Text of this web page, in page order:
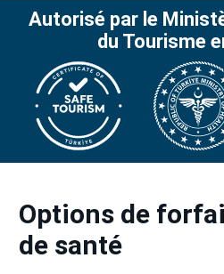
Autorisé par le
du Tourisme
Options de
de santé